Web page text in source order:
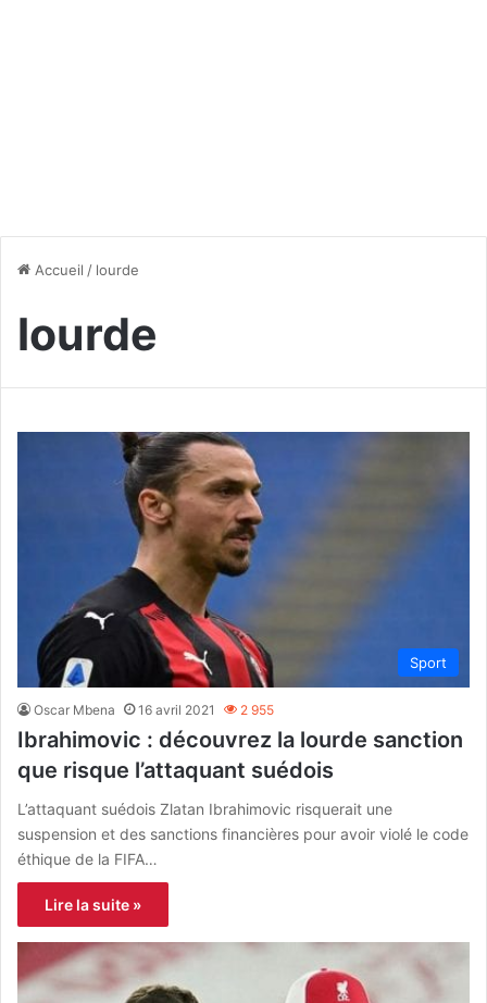
Accueil / lourde
lourde
Sport
Oscar Mbena 16 avril 2021 2 955
Ibrahimovic : découvrez la lourde sanction
que risque l’attaquant suédois
L’attaquant suédois Zlatan Ibrahimovic risquerait une
suspension et des sanctions financières pour avoir violé le code
éthique de la FIFA…
Lire la suite »